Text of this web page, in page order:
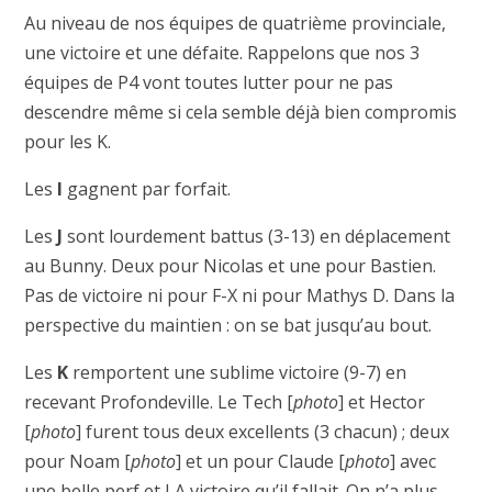
Au niveau de nos équipes de quatrième provinciale,
une victoire et une défaite. Rappelons que nos 3
équipes de P4 vont toutes lutter pour ne pas
descendre même si cela semble déjà bien compromis
pour les K.
Les I gagnent par forfait.
Les J sont lourdement battus (3-13) en déplacement
au Bunny. Deux pour Nicolas et une pour Bastien.
Pas de victoire ni pour F-X ni pour Mathys D. Dans la
perspective du maintien : on se bat jusqu’au bout.
Les Kremportent une sublime victoire (9-7) en
recevant Profondeville. Le Tech [photo] et Hector
[photo] furent tous deux excellents (3 chacun) ; deux
pour Noam [photo] et un pour Claude [photo] avec